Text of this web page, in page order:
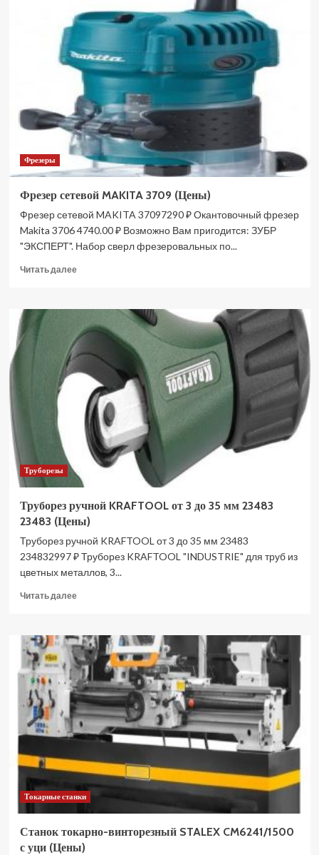
торцовочная
сетевая
TE-
SM
254
Dual
4300875
(Цены)
Фрезеры
Фрезер сетевой MAKITA 3709 (Цены)
Фрезер сетевой MAKITA 37097290 ₽ Окантовочный фрезер
Makita 3706 4740.00 ₽ Возможно Вам пригодится: ЗУБР
"ЭКСПЕРТ". Набор сверл фрезеровальных по...
Читать далееПрочитать
Фрезер
MAKITA
(Цены)
Труборезы
Труборез ручной KRAFTOOL от 3 до 35 мм 23483
23483 (Цены)
Труборез ручной KRAFTOOL от 3 до 35 мм 23483
234832997 ₽ Труборез KRAFTOOL "INDUSTRIE" для труб из
цветных металлов, 3...
Читать далееПрочитать
Труборез
ручной
KRAFTOOL
от
3
до
35
мм
23483
23483
(Цены)
Токарные станки
Станок токарно-винторезный STALEX CM6241/1500
с уци (Цены)